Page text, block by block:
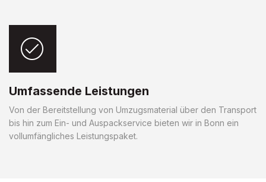
Umfassende Leistungen
Von der Bereitstellung von Umzugsmaterial über den Transport
bis hin zum Ein- und Auspackservice bieten wir in Bonn ein
vollumfängliches Leistungspaket.